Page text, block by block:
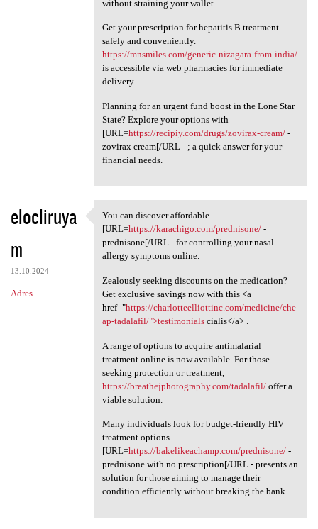
without straining your wallet.
Get your prescription for hepatitis B treatment
safely and conveniently.
https://mnsmiles.com/generic-nizagara-from-india/
is accessible via web pharmacies for immediate
delivery.
Planning for an urgent fund boost in the Lone Star
State? Explore your options with
[URL=https://recipiy.com/drugs/zovirax-cream/-
zovirax cream[/URL - ; a quick answer for your
financial needs.
elocliruya
m
13.10.2024
Adres
You can discover affordable
You can discover affordable
[URL=https://karachigo.com/prednisone/-
prednisone[/URL - for controlling your nasal
allergy symptoms online.
Zealously seeking discounts on the medication?
Get exclusive savings now with this <a
href="https://charlotteelliottinc.com/medicine/che
ap-tadalafil/">testimonialscialis</a> .
A range of options to acquire antimalarial
treatment online is now available. For those
seeking protection or treatment,
https://breathejphotography.com/tadalafil/offer a
viable solution.
Many individuals look for budget-friendly HIV
treatment options.
[URL=https://bakelikeachamp.com/prednisone/-
prednisone with no prescription[/URL - presents an
solution for those aiming to manage their
condition efficiently without breaking the bank.